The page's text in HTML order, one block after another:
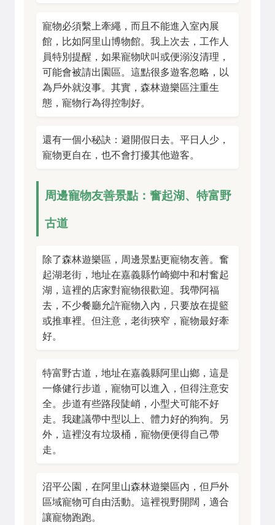
寵物必須繫上牽繩，而且不能進入室內展
館，比如阿里山博物館。我上次去，工作人
員特別提醒，如果寵物吠叫或便溺沒清理，
可能會被請出園區。這點很多遊客忽略，以
為戶外就沒事。其實，森林遊樂區注重生
態，寵物行為得控制好。
還有一個小秘訣：避開假日去。平日人少，
寵物更自在，也不會打擾其他遊客。
周邊寵物友善景點：奮起湖、特富野
古道
除了森林遊樂區，周邊景點更寵物友善。奮
起湖老街，地址在嘉義縣竹崎鄉中和村奮起
湖，這裡的店家對寵物很歡迎。我帶阿福
去，不少餐廳允許寵物入內，只要放在提籃
或推車裡。但注意，老街狹窄，寵物最好牽
好。
特富野古道，地址在嘉義縣阿里山鄉，這是
一條健行步道，寵物可以進入，但得注意安
全。步道有些路段陡峭，小型犬可能不好
走。我建議帶中型以上、體力好的狗狗。另
外，這裡沒有垃圾桶，寵物便便得自己帶
走。
沼平公園，在阿里山森林遊樂區內，但戶外
區域寵物可自由活動。這裡視野開闊，適合
讓寵物跑跑。